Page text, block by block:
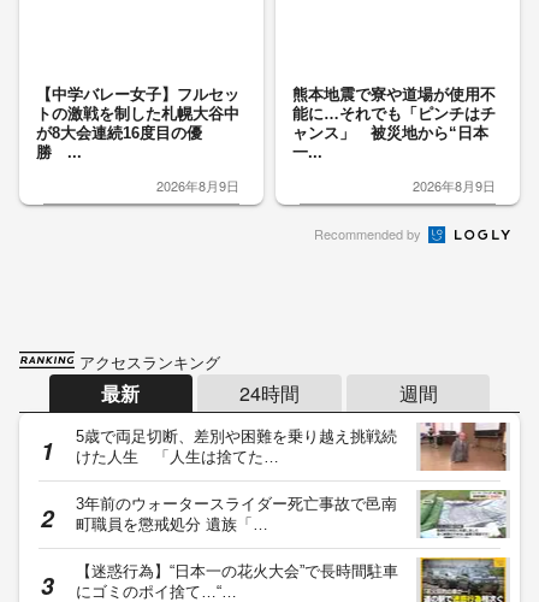
【中学バレー女子】フルセッ
トの激戦を制した札幌大谷中
が8大会連続16度目の優
勝 ...
2026年8月9日
熊本地震で寮や道場が使用不
能に…それでも「ピンチはチ
ャンス」 被災地から“日本
一...
2026年8月9日
Recommended by
アクセスランキング
最新 24時間 週間
5歳で両足切断、差別や困難を乗り越え挑戦続
けた人生 「人生は捨てた…
3年前のウォータースライダー死亡事故で邑南
町職員を懲戒処分 遺族「…
【迷惑行為】“日本一の花火大会”で長時間駐車
にゴミのポイ捨て…“…